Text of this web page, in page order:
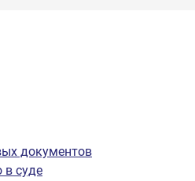
документов
в суде